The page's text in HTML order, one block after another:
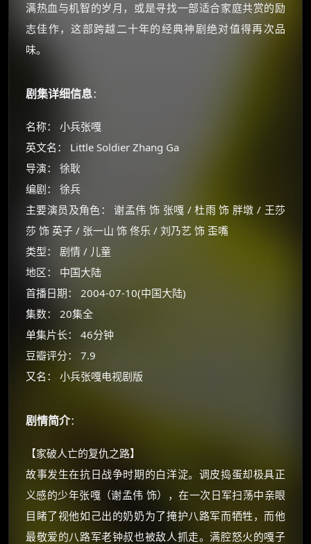
满热血与机智的岁月，或是寻找一部适合家庭共赏的励
志佳作，这部跨越二十年的经典神剧绝对值得再次品
味。
剧集详细信息：
名称： 小兵张嘎
英文名： Little Soldier Zhang Ga
导演： 徐耿
编剧： 徐兵
主要演员及角色： 谢孟伟 饰 张嘎 / 杜雨 饰 胖墩 / 王莎
莎 饰 英子 / 张一山 饰 佟乐 / 刘乃艺 饰 歪嘴
类型： 剧情 / 儿童
地区： 中国大陆
首播日期： 2004-07-10(中国大陆)
集数： 20集全
单集片长： 46分钟
豆瓣评分： 7.9
又名： 小兵张嘎电视剧版
剧情简介：
【家破人亡的复仇之路】
故事发生在抗日战争时期的白洋淀。调皮捣蛋却极具正
义感的少年张嘎（谢孟伟 饰），在一次日军扫荡中亲眼
目睹了视他如己出的奶奶为了掩护八路军而牺牲，而他
最敬爱的八路军老钟叔也被敌人抓走。满腔怒火的嘎子
☕
朋友们辛苦了 💦
你需要的各种会员，都可低价购买！